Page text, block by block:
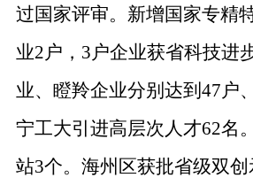
过国家评审。新增国家专精
业2户， 3户企业获省科技进
业、瞪羚企业分别达到 47户、
宁工大引进高层次人才62名。
站3个。 海州区获批省级双